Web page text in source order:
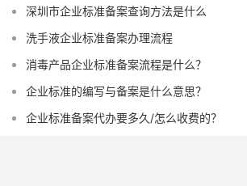
深圳市企业标准备案查询方法是什么
洗手液企业标准备案办理流程
消毒产品企业标准备案流程是什么？
企业标准的编写与备案是什么意思？
企业标准备案代办要多久/怎么收费的？